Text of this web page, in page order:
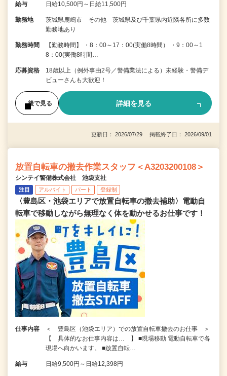
給与 日給10,500円～日給11,500円
勤務地
茨城県鹿嶋市 その他 茨城県及び千葉県内近隣各所に多数
勤務地あり
勤務時間
【勤務時間】 ・8：00～17：00(実働8時間） ・9：00～1
8：00(実働8時間…
応募資格
18歳以上（例外事由2号／警備業法による）未経験・警備デ
ビューさんも大歓迎！
後で見る 詳細を見る
更新日： 2026/07/29 掲載終了日： 2026/09/01
放置自転車の撤去作業スタッフ＜A3203200108＞
シンテイ警備株式会社 池袋支社
注目 アルバイト パート 登録制
〈豊島区・池袋エリアで放置自転車の撤去補助〉電動自
転車で移動しながら無理なく体を動かせるお仕事です！
仕事内容
＜ 豊島区（池袋エリア）での放置自転車撤去のお仕事 ＞
【 具体的なお仕事内容は… 】 ■現場移動 電動自転車で各
現場へ向かいます。 ■放置自転…
給与 日給9,500円～日給12,398円